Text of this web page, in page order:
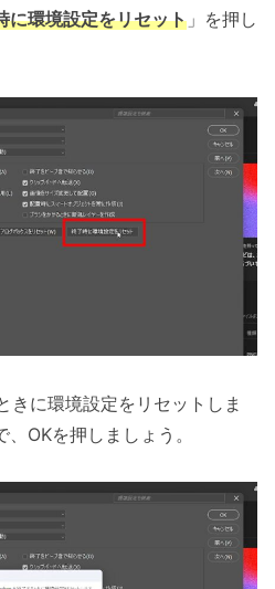
に環境設定をリセット 」を押し
きに環境設定をリセットしま
OKを押しましょう。